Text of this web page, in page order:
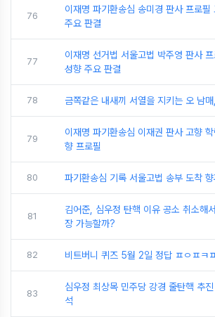
76
이재명 파기환송심 송미경 판사 프로
주요 판결
77
이재명 선거법 서울고법 박주영 판사
성향 주요 판결
78 금쪽같은 내새끼 서열을 지키는 오 남
79
이재명 파기환송심 이재권 판사 고향
향 프로필
80 파기환송심 기록 서울고법 송부 도착
81
김어준, 심우정 탄핵 이유 공소 취소해
장 가능할까?
82 비트버니 퀴즈 5월 2일 정답 ㅍㅇㅍㅋ
83
심우정 최상목 민주당 강경 줄탄핵 추
석